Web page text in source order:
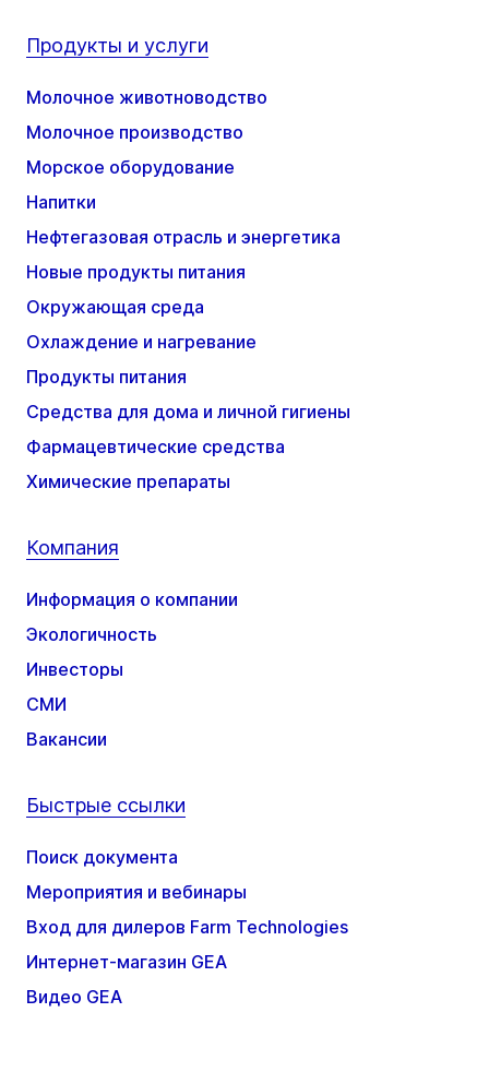
Продукты и услуги
Молочное животноводство
Молочное производство
Морское оборудование
Напитки
Нефтегазовая отрасль и энергетика
Новые продукты питания
Окружающая среда
Охлаждение и нагревание
Продукты питания
Средства для дома и личной гигиены
Фармацевтические средства
Химические препараты
Компания
Информация о компании
Экологичность
Инвесторы
СМИ
Вакансии
Быстрые ссылки
Поиск документа
Мероприятия и вебинары
Вход для дилеров Farm Technologies
Интернет-магазин GEA
Видео GEA